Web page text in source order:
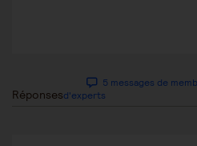
Réponses
5 messages de
d'experts